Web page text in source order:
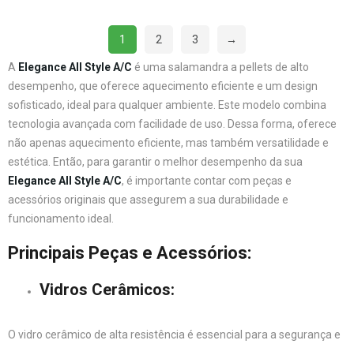
1 2 3 →
A Elegance All Style A/C é uma salamandra a pellets de alto
desempenho, que oferece aquecimento eficiente e um design
sofisticado, ideal para qualquer ambiente. Este modelo combina
tecnologia avançada com facilidade de uso. Dessa forma, oferece
não apenas aquecimento eficiente, mas também versatilidade e
estética. Então, para garantir o melhor desempenho da sua
Elegance All Style A/C, é importante contar com peças e
acessórios originais que assegurem a sua durabilidade e
funcionamento ideal.
Principais Peças e Acessórios:
Vidros Cerâmicos:
O vidro cerâmico de alta resistência é essencial para a segurança e